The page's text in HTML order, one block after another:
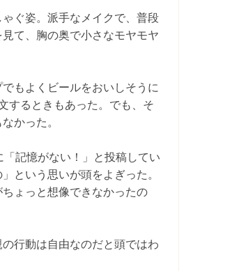
ぐ姿。派手なメイクで、普段
て、胸の奥で小さなモヤモヤ
もよくビールをおいしそうに
するときもあった。でも、そ
かった。
記憶がない！」と投稿してい
という思いが頭をよぎった。
ょっと想像できなかったの
行動は自由なのだと頭ではわ